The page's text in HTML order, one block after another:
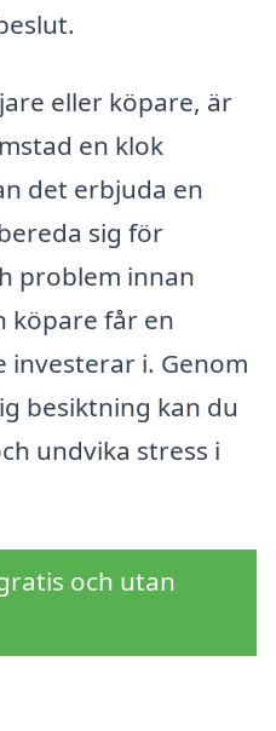
eller köpare, är
en klok
det erbjuda en
sig för
problem innan
köpare får en
investerar i. Genom
besiktning kan du
undvika stress i
och utan